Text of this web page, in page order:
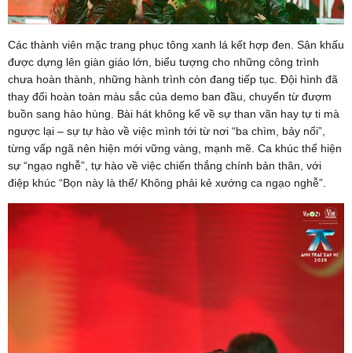
Các thành viên mặc trang phục tông xanh lá kết hợp đen. Sân khấu
được dựng lên giàn giáo lớn, biểu tượng cho những công trình
chưa hoàn thành, những hành trình còn đang tiếp tục. Đội hình đã
thay đổi hoàn toàn màu sắc của demo ban đầu, chuyển từ đượm
buồn sang hào hùng. Bài hát không kể về sự than vãn hay tự ti mà
ngược lại – sự tự hào về việc mình tới từ nơi “ba chìm, bảy nổi”,
từng vấp ngã nên hiện mới vững vàng, mạnh mẽ. Ca khúc thể hiện
sự “ngạo nghễ”, tự hào về việc chiến thắng chính bản thân, với
điệp khúc “Bọn này là thế/ Không phải kẻ xướng ca ngạo nghễ”.